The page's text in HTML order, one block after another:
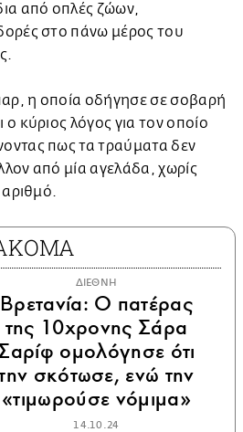
από οπλές ζώων,
στο πάνω μέρος του
η οποία οδήγησε σε σοβαρή
ο κύριος λόγος για τον οποίο
πως τα τραύματα δεν
από μία αγελάδα, χωρίς
αριθμό.
ΔΙΕΘΝΗ
Βρετανία: Ο πατέρας
της 10χρονης Σάρα
ομολόγησε ότι
σκότωσε, ενώ την
«τιμωρούσε νόμιμα»
14.10.24